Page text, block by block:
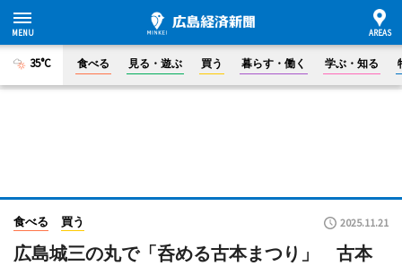
35°C 食べる 見る・遊ぶ 買う 暮らす・働く 学ぶ・知る
食べる 買う 2025.11.21
広島城三の丸で「呑める古本まつり」 古本